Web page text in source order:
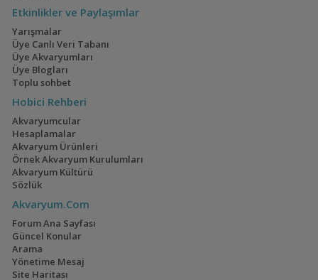
Etkinlikler ve Paylaşımlar
Yarışmalar
Üye Canlı Veri Tabanı
Üye Akvaryumları
Üye Blogları
Toplu sohbet
Hobici Rehberi
Akvaryumcular
Hesaplamalar
Akvaryum Ürünleri
Örnek Akvaryum Kurulumları
Akvaryum Kültürü
Sözlük
Akvaryum.Com
Forum Ana Sayfası
Güncel Konular
Arama
Yönetime Mesaj
Site Haritası